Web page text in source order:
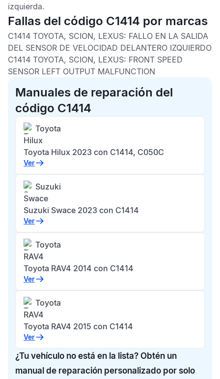
izquierda.
Fallas del código C1414 por marcas
C1414 TOYOTA, SCION, LEXUS: FALLO EN LA SALIDA
DEL SENSOR DE VELOCIDAD DELANTERO IZQUIERDO
C1414 TOYOTA, SCION, LEXUS: FRONT SPEED
SENSOR LEFT OUTPUT MALFUNCTION
Manuales de reparación del
código C1414
Toyota
Hilux
Toyota Hilux 2023 con C1414, C050C
Ver
Suzuki
Swace
Suzuki Swace 2023 con C1414
Ver
Toyota
RAV4
Toyota RAV4 2014 con C1414
Ver
Toyota
RAV4
Toyota RAV4 2015 con C1414
Ver
¿Tu vehículo no está en la lista? Obtén un
manual de reparación personalizado por solo